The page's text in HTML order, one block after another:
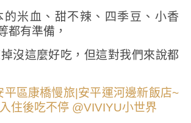
的米血、甜不辣、四季豆、小香
都有準備，
沒這麼好吃，但這對我們來說都